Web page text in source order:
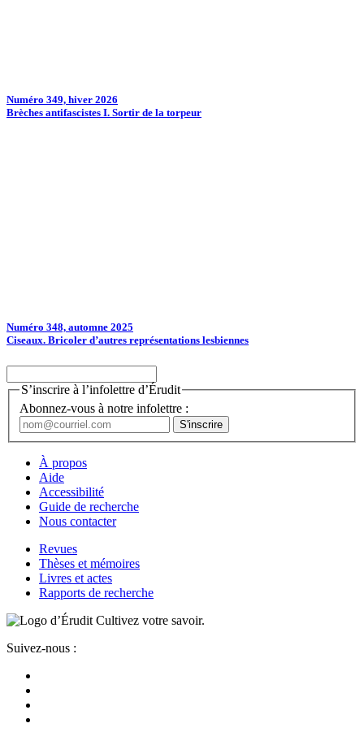
Numéro 349, hiver 2026
Brèches antifascistes I. Sortir de la torpeur
Numéro 348, automne 2025
Ciseaux. Bricoler d’autres représentations lesbiennes
S’inscrire à l’infolettre d’Érudit
Abonnez-vous à notre infolettre :
À propos
Aide
Accessibilité
Guide de recherche
Nous contacter
Revues
Thèses et mémoires
Livres et actes
Rapports de recherche
Cultivez votre savoir.
Suivez-nous :